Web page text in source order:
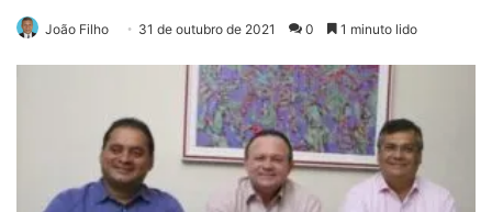
João Filho 31 de outubro de 2021 0 1 minuto lido